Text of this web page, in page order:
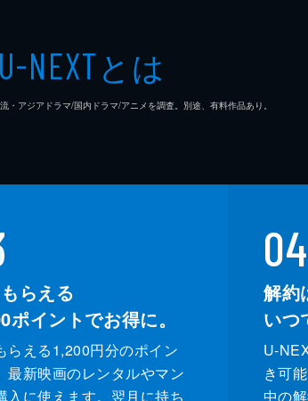
U-NEXTとは
アジアドラマ/国内ドラマ/アニメを調査。別途、有料作品あり。
らえる
ポイントでお得に。
らえる1,200円分のポイン
最新映画のレンタルやマン
入に使えます。翌月に持ち
04
解約
いつ
U-
き可
中の